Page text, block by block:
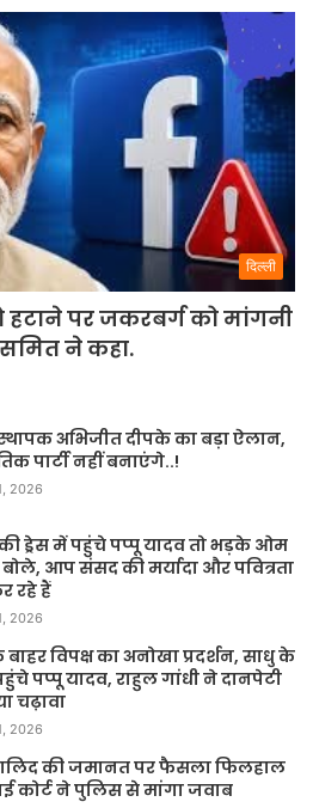
दिल्ली
हटाने पर जकरबर्ग को मांगनी
ने कहा.
अभिजीत दीपके का बड़ा ऐलान,
पार्टी नहीं बनाएंगे..!
2026
ड्रेस में पहुंचे पप्पू यादव तो भड़के ओम
बोले, आप संसद की मर्यादा और पवित्रता
रहे हैं
2026
विपक्ष का अनोखा प्रदर्शन, साधु के
पप्पू यादव, राहुल गांधी ने दानपेटी
चढ़ावा
2026
की जमानत पर फैसला फिलहाल
कोर्ट ने पुलिस से मांगा जवाब